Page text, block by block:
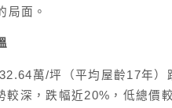
局面。
萬/坪（平均屋齡17年
較深，跌幅近20%，低總價